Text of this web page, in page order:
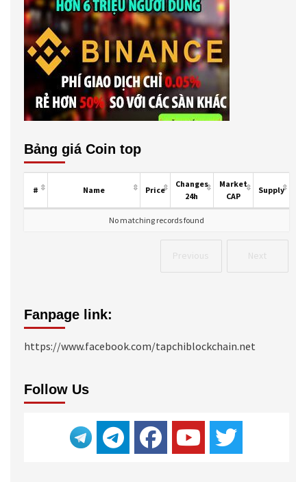
Bảng giá Coin top
Previous Next
# Name Price
Changes
24h
Market
CAP
Supply
No matching records found
Fanpage link:
https://www.facebook.com/tapchiblockchain.net
Follow Us